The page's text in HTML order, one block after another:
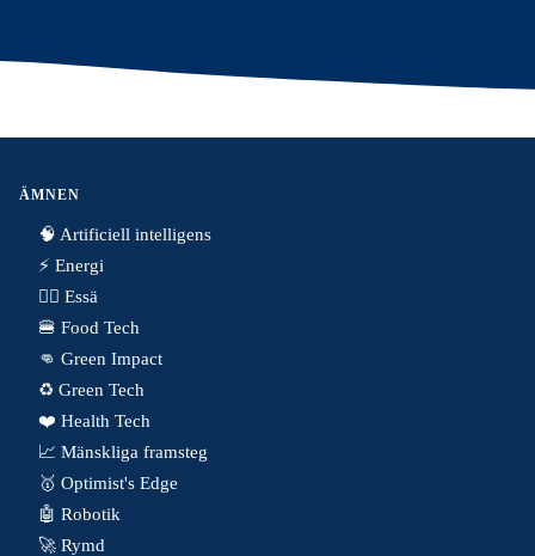
ÄMNEN
🧠 Artificiell intelligens
⚡️ Energi
✍🏼 Essä
🍔 Food Tech
👊 Green Impact
♻️ Green Tech
❤️ Health Tech
📈 Mänskliga framsteg
🥇 Optimist's Edge
🤖 Robotik
🚀 Rymd